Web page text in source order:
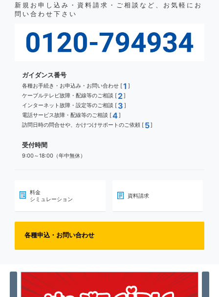
新規お申し込み・資料請求・ご相談など、お気軽にお
問い合わせ下さい
ガイダンス番号
各種お手続き・お申込み・お問い合わせ [1 ]
ケーブルテレビ故障・配線等のご相談 [ 2]
インターネット故障・設定等のご相談 [ 3 ]
電話サービス故障・配線等のご相談 [4]
訪問日時の問合せや、かけつけサポートのご依頼 [ 5]
受付時間
9:00～18:00（年中無休）
料金
シミュレーション
資料請求
各種申込・お問い合わせ